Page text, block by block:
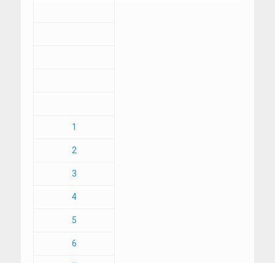
1
2
3
4
5
6